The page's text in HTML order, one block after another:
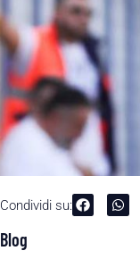
Condividi su:
Blog